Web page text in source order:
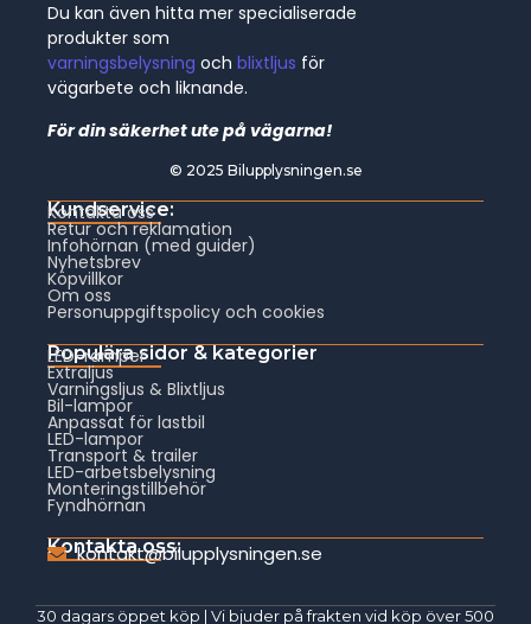
Du kan även hitta mer specialiserade
produkter som
varningsbelysning och blixtljus för
vägarbete och liknande.
För din säkerhet ute på vägarna!
© 2025 Bilupplysningen.se
Kundservice:
Kontakta oss
Retur och reklamation
Infohörnan (med guider)
Nyhetsbrev
Köpvillkor
Om oss
Personuppgiftspolicy och cookies
Populära sidor & kategorier
LED-ramper
Extraljus
Varningsljus & Blixtljus
Bil-lampor
Anpassat för lastbil
LED-lampor
Transport & trailer
LED-arbetsbelysning
Monteringstillbehör
Fyndhörnan
Kontakta oss:
kontakt@bilupplysningen.se
30 dagars öppet köp | Vi bjuder på frakten vid köp över 500